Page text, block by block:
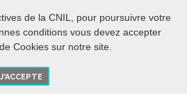
de la CNIL, pour poursuivre votre
conditions vous devez accepter
Cookies sur notre site.
J'ACCEPTE